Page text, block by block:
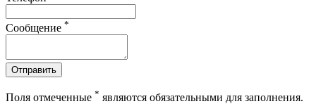
Сообщение *
Отправить
Поля отмеченные * являются обязательными для заполнения.